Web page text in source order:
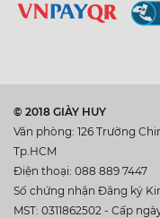
© 2018 GIÀY HUY
Văn phòng: 126 Trường
Tp.HCM
Điện thoại: 088 889 7447
Số chứng nhận Đăng ký
MST: 0311862502 - Cấp